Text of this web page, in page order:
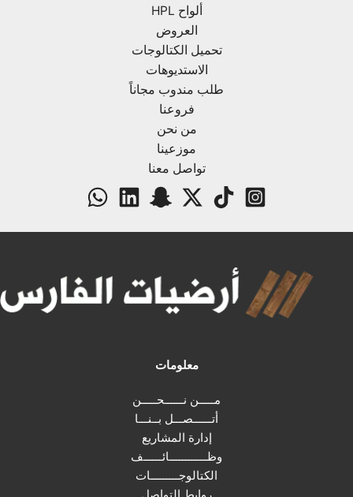
ألواح HPL
العروض
تحميل الكتالوجات
الاستديوهات
طلب مندوب مجاناً
فروعنا
من نحن
موزعينا
تواصل معنا
معلومات
مـــــن نــــــحـــــن
أتــــــصـــل بــنـــا
إدارة المشاريع
وظــــــــــــائــــــف
الكتالوجـــــــــات